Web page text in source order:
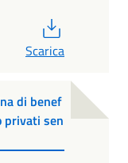
Scarica
di benef
privati sen